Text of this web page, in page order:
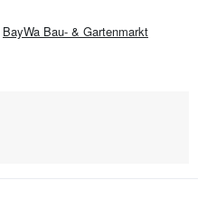
BayWa Bau- & Gartenmarkt